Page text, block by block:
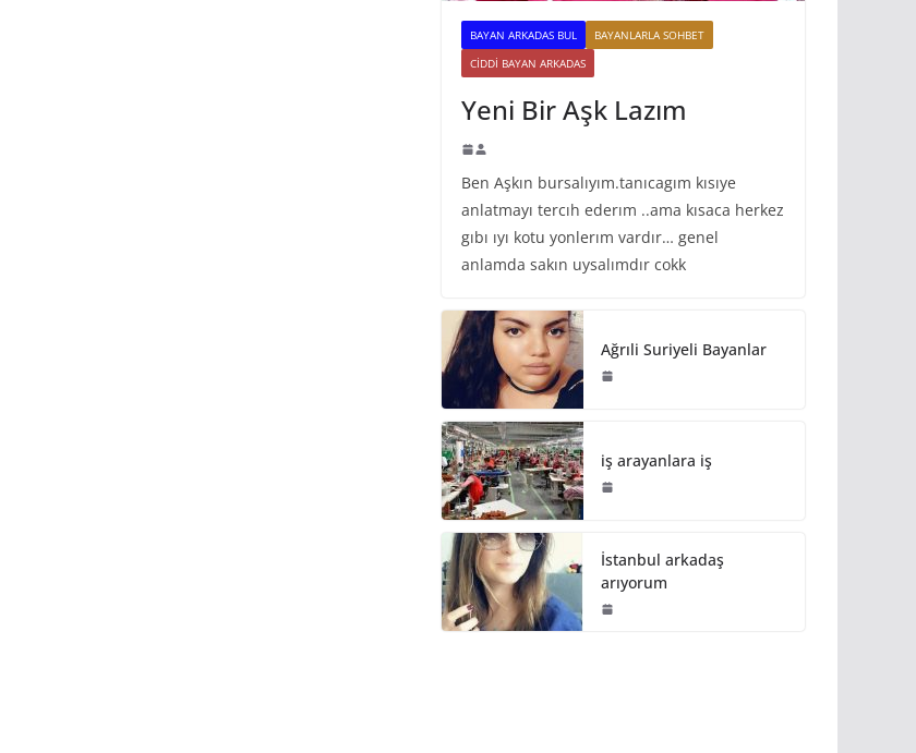
BAYAN ARKADAS BUL
BAYANLARLA SOHBET
CIDDI BAYAN ARKADAS
Yeni Bir Aşk Lazım
Ben Aşkın bursalıyım.tanıcagım kısıye
anlatmayı tercıh ederım ..ama kısaca herkez
gıbı ıyı kotu yonlerım vardır… genel
anlamda sakın uysalımdır cokk
Ağrıli Suriyeli Bayanlar
iş arayanlara iş
İstanbul arkadaş
arıyorum